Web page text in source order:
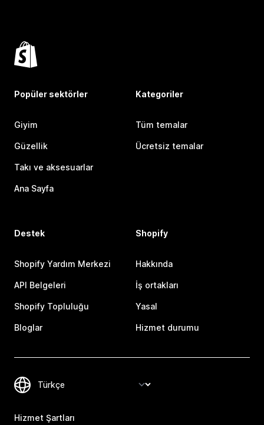
Popüler sektörler
Giyim
Güzellik
Takı ve aksesuarlar
Ana Sayfa
Kategoriler
Tüm temalar
Ücretsiz temalar
Destek
Shopify Yardım Merkezi
API Belgeleri
Shopify Topluluğu
Bloglar
Shopify
Hakkında
İş ortakları
Yasal
Hizmet durumu
Hizmet Şartları